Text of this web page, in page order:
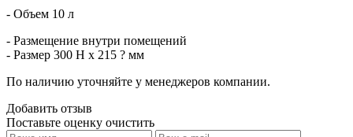
- Объем 10 л
- Размещение внутри помещений
- Размер 300 H x 215 ? мм
По наличию уточняйте у менеджеров компании.
Добавить отзыв
Поставьте оценку очистить